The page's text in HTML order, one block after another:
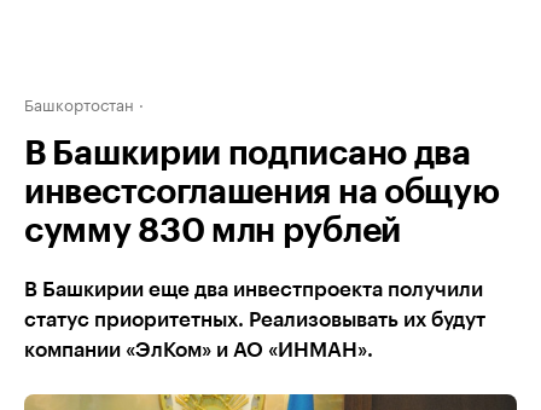
Башкортостан
В Башкирии подписано два
инвестсоглашения на общую
сумму 830 млн рублей
В Башкирии еще два инвестпроекта получили
статус приоритетных. Реализовывать их будут
компании «ЭлКом» и АО «ИНМАН».